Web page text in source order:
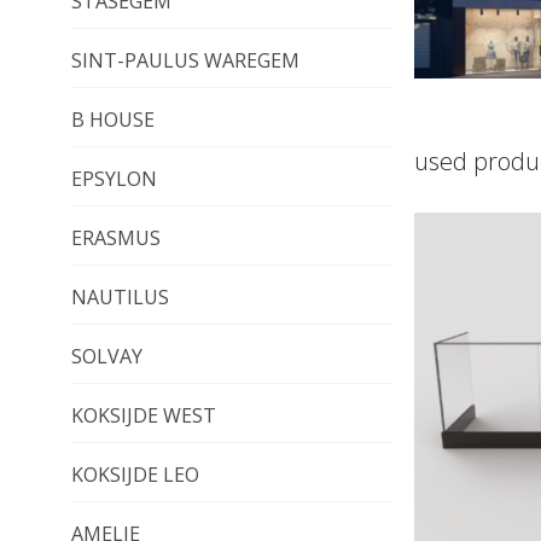
SINT-PAULUS WAREGEM
B HOUSE
EPSYLON
ERASMUS
NAUTILUS
SOLVAY
KOKSIJDE WEST
KOKSIJDE LEO
AMELIE
used